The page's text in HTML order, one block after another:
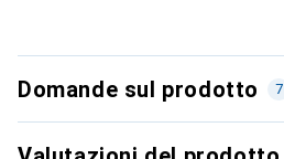
Domande sul prodotto 7